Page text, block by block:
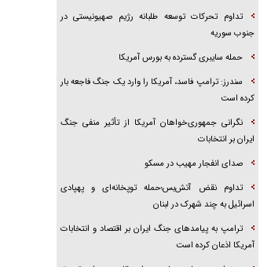
تداوم تحرکات توسعه طلبانه رژیم صهیونیستی در
جنوب سوریه
حمله سایبری گسترده به بورس آمریکا
سندرز: ترامپ فاسد، آمریکا را وارد یک جنگ فاجعه بار
کرده است
نگرانی جمهوری‌خواهان آمریکا از تأثیر منفی جنگ
ایران بر انتخابات
صدای انفجار مهیب در مسکو
تداوم نقض آتش‌بس؛حمله توپخانه‌ای و پهپادی
اسرائیل به چند شهرک در لبنان
ترامپ به پیامدهای جنگ ایران بر اقتصاد و انتخابات
آمریکا اذعان کرده است